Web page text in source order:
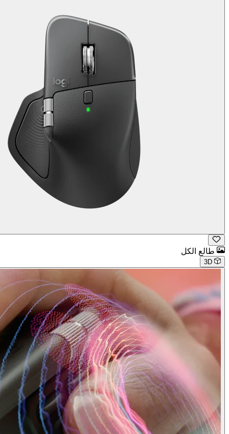
طالع الكل
3D